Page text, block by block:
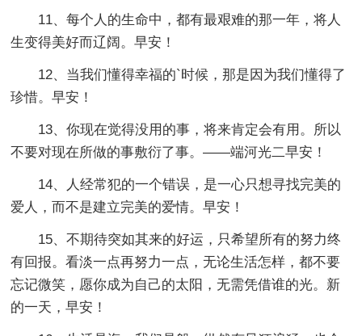
11、每个人的生命中，都有最艰难的那一年，将人
生变得美好而辽阔。早安！
12、当我们懂得幸福的`时候，那是因为我们懂得了
珍惜。早安！
13、你现在觉得没用的事，将来肯定会有用。所以
不要对现在所做的事敷衍了事。——端河光二早安！
14、人经常犯的一个错误，是一心只想寻找完美的
爱人，而不是建立完美的爱情。早安！
15、不期待突如其来的好运，只希望所有的努力终
有回报。看淡一点再努力一点，无论生活怎样，都不要
忘记微笑，愿你成为自己的太阳，无需凭借谁的光。新
的一天，早安！